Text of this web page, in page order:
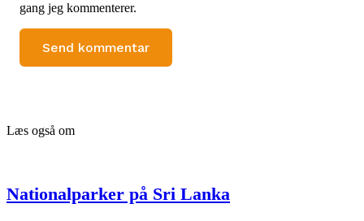
gang jeg kommenterer.
Læs også om
Nationalparker på Sri Lanka